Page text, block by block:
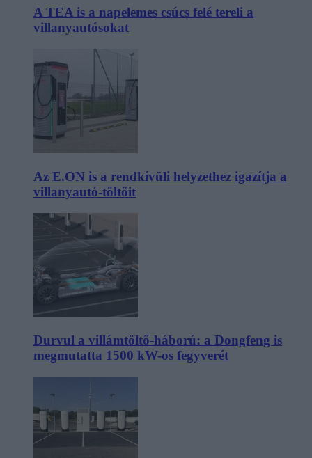
A TEA is a napelemes csúcs felé tereli a
villanyautósokat
Az E.ON is a rendkívüli helyzethez igazítja a
villanyautó-töltőit
Durvul a villámtöltő-háború: a Dongfeng is
megmutatta 1500 kW-os fegyverét